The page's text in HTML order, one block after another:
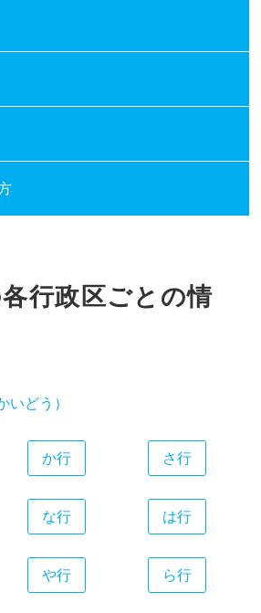
行政区ごとの情
いどう）
か行 さ行
な行 は行
や行 ら行